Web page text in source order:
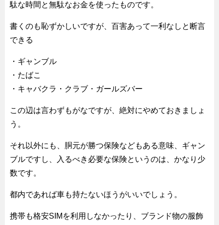
駄な時間と無駄なお金を使ったものです。
書くのも恥ずかしいですが、百害あって一利なしと断言
できる
・ギャンブル
・たばこ
・キャバクラ・クラブ・ガールズバー
この辺は言わずもがなですが、絶対にやめておきましょ
う。
それ以外にも、胴元が勝つ保険などもある意味、ギャン
ブルですし、入るべき必要な保険というのは、かなり少
数です。
都内であれば車も持たないほうがいいでしょう。
携帯も格安SIMを利用しなかったり、ブランド物の服飾